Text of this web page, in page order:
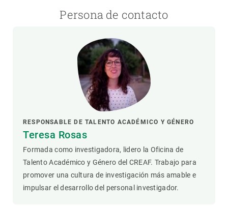
Persona de contacto
RESPONSABLE DE TALENTO ACADÉMICO Y GÉNERO
Teresa Rosas
Formada como investigadora, lidero la Oficina de
Talento Académico y Género del CREAF. Trabajo para
promover una cultura de investigación más amable e
impulsar el desarrollo del personal investigador.